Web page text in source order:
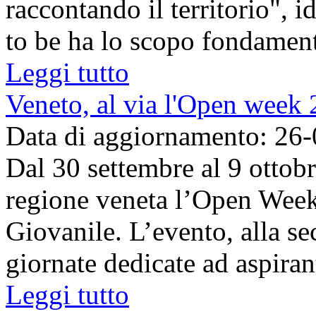
raccontando il territorio",
to be ha lo scopo
Leggi tutto
Veneto, al via l'Open week
Data di aggiornamento:
Dal 30 settembre al 9
regione veneta l’Open
Giovanile. L’evento, alla
giornate dedicate ad
Leggi tutto